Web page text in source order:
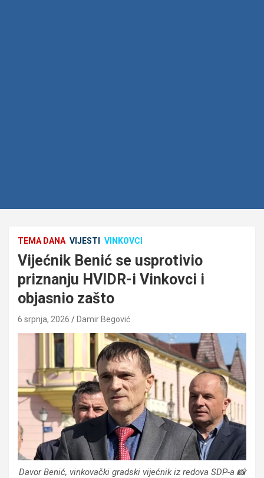
TEMA DANA VIJESTI VINKOVCI
Vijećnik Benić se usprotivio
priznanju HVIDR-i Vinkovci i
objasnio zašto
6 srpnja, 2026 Damir Begović
Davor Benić, vinkovački gradski vijećnik iz redova SDP-a 📸